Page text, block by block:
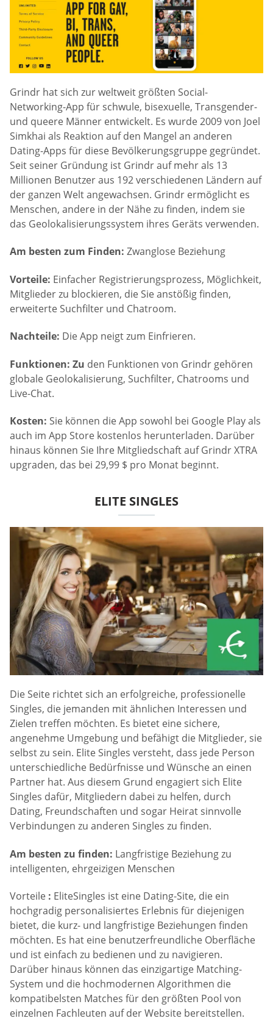
Grindr hat sich zur weltweit größten Social-
Networking-App für schwule, bisexuelle, Transgender-
und queere Männer entwickelt. Es wurde 2009 von Joel
Simkhai als Reaktion auf den Mangel an anderen
Dating-Apps für diese Bevölkerungsgruppe gegründet.
Seit seiner Gründung ist Grindr auf mehr als 13
Millionen Benutzer aus 192 verschiedenen Ländern auf
der ganzen Welt angewachsen. Grindr ermöglicht es
Menschen, andere in der Nähe zu finden, indem sie
das Geolokalisierungssystem ihres Geräts verwenden.
Am besten zum Finden: Zwanglose Beziehung
Vorteile: Einfacher Registrierungsprozess, Möglichkeit,
Mitglieder zu blockieren, die Sie anstößig finden,
erweiterte Suchfilter und Chatroom.
Nachteile: Die App neigt zum Einfrieren.
Funktionen: Zu den Funktionen von Grindr gehören
globale Geolokalisierung, Suchfilter, Chatrooms und
Live-Chat.
Kosten: Sie können die App sowohl bei Google Play als
auch im App Store kostenlos herunterladen. Darüber
hinaus können Sie Ihre Mitgliedschaft auf Grindr XTRA
upgraden, das bei 29,99 $ pro Monat beginnt.
ELITE SINGLES
Die Seite richtet sich an erfolgreiche, professionelle
Singles, die jemanden mit ähnlichen Interessen und
Zielen treffen möchten. Es bietet eine sichere,
angenehme Umgebung und befähigt die Mitglieder, sie
selbst zu sein. Elite Singles versteht, dass jede Person
unterschiedliche Bedürfnisse und Wünsche an einen
Partner hat. Aus diesem Grund engagiert sich Elite
Singles dafür, Mitgliedern dabei zu helfen, durch
Dating, Freundschaften und sogar Heirat sinnvolle
Verbindungen zu anderen Singles zu finden.
Am besten zu finden: Langfristige Beziehung zu
intelligenten, ehrgeizigen Menschen
Vorteile : EliteSingles ist eine Dating-Site, die ein
hochgradig personalisiertes Erlebnis für diejenigen
bietet, die kurz- und langfristige Beziehungen finden
möchten. Es hat eine benutzerfreundliche Oberfläche
und ist einfach zu bedienen und zu navigieren.
Darüber hinaus können das einzigartige Matching-
System und die hochmodernen Algorithmen die
kompatibelsten Matches für den größten Pool von
einzelnen Fachleuten auf der Website bereitstellen.